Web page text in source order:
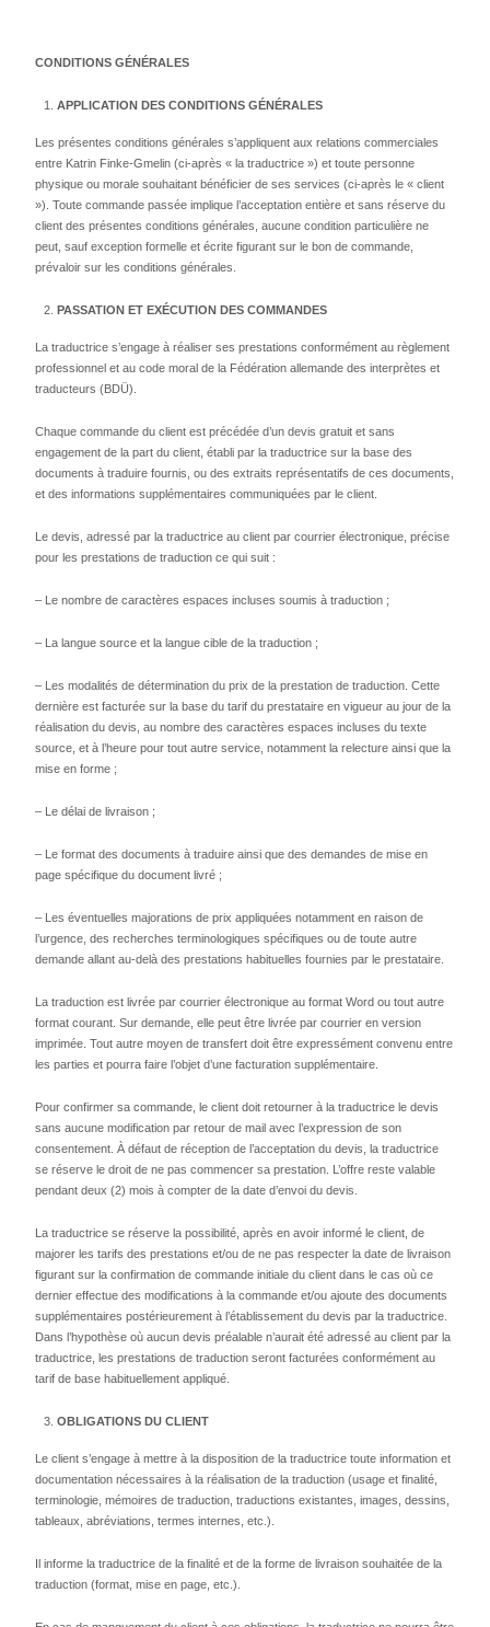
CONDITIONS GÉNÉRALES
APPLICATION DES CONDITIONS GÉNÉRALES
Les présentes conditions générales s’appliquent aux relations commerciales
entre Katrin Finke-Gmelin (ci-après « la traductrice ») et toute personne
physique ou morale souhaitant bénéficier de ses services (ci-après le « client
»). Toute commande passée implique l’acceptation entière et sans réserve du
client des présentes conditions générales, aucune condition particulière ne
peut, sauf exception formelle et écrite figurant sur le bon de commande,
prévaloir sur les conditions générales.
PASSATION ET EXÉCUTION DES COMMANDES
La traductrice s’engage à réaliser ses prestations conformément au règlement
professionnel et au code moral de la Fédération allemande des interprètes et
traducteurs (BDÜ).
Chaque commande du client est précédée d’un devis gratuit et sans
engagement de la part du client, établi par la traductrice sur la base des
documents à traduire fournis, ou des extraits représentatifs de ces documents,
et des informations supplémentaires communiquées par le client.
Le devis, adressé par la traductrice au client par courrier électronique, précise
pour les prestations de traduction ce qui suit :
– Le nombre de caractères espaces incluses soumis à traduction ;
– La langue source et la langue cible de la traduction ;
– Les modalités de détermination du prix de la prestation de traduction. Cette
dernière est facturée sur la base du tarif du prestataire en vigueur au jour de la
réalisation du devis, au nombre des caractères espaces incluses du texte
source, et à l’heure pour tout autre service, notamment la relecture ainsi que la
mise en forme ;
– Le délai de livraison ;
– Le format des documents à traduire ainsi que des demandes de mise en
page spécifique du document livré ;
– Les éventuelles majorations de prix appliquées notamment en raison de
l’urgence, des recherches terminologiques spécifiques ou de toute autre
demande allant au-delà des prestations habituelles fournies par le prestataire.
La traduction est livrée par courrier électronique au format Word ou tout autre
format courant. Sur demande, elle peut être livrée par courrier en version
imprimée. Tout autre moyen de transfert doit être expressément convenu entre
les parties et pourra faire l’objet d’une facturation supplémentaire.
Pour confirmer sa commande, le client doit retourner à la traductrice le devis
sans aucune modification par retour de mail avec l’expression de son
consentement. À défaut de réception de l’acceptation du devis, la traductrice
se réserve le droit de ne pas commencer sa prestation. L’offre reste valable
pendant deux (2) mois à compter de la date d’envoi du devis.
La traductrice se réserve la possibilité, après en avoir informé le client, de
majorer les tarifs des prestations et/ou de ne pas respecter la date de livraison
figurant sur la confirmation de commande initiale du client dans le cas où ce
dernier effectue des modifications à la commande et/ou ajoute des documents
supplémentaires postérieurement à l’établissement du devis par la traductrice.
Dans l’hypothèse où aucun devis préalable n’aurait été adressé au client par la
traductrice, les prestations de traduction seront facturées conformément au
tarif de base habituellement appliqué.
OBLIGATIONS DU CLIENT
Le client s’engage à mettre à la disposition de la traductrice toute information et
documentation nécessaires à la réalisation de la traduction (usage et finalité,
terminologie, mémoires de traduction, traductions existantes, images, dessins,
tableaux, abréviations, termes internes, etc.).
Il informe la traductrice de la finalité et de la forme de livraison souhaitée de la
traduction (format, mise en page, etc.).